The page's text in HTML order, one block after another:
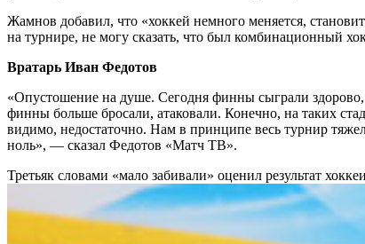
Жамнов добавил, что «хоккей немного меняется,
на турнире, не могу сказать, что был комбинационный
Вратарь Иван Федотов
«Опустошение на душе. Сегодня финны сыграли
финны больше бросали, атаковали. Конечно, на таких
видимо, недостаточно. Нам в принципе весь турнир
ноль», — сказал Федотов «Матч ТВ».
Третьяк словами «мало забивали» оценил результат